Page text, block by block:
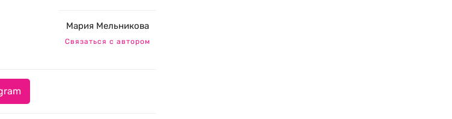
Мария Мельникова
Связаться с автором